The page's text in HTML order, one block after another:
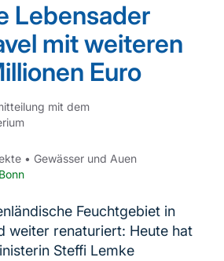
Lebensader
mit weiteren
Euro
mit dem
• Gewässer und Auen
Feuchtgebiet in
weiter renaturiert: Heute hat
Steffi Lemke